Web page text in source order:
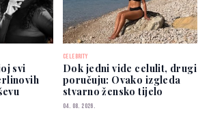
svi
CELEBRITY
Dok jedni vide celulit, drugi
poručuju: Ovako izgleda
stvarno žensko tijelo
04. 08. 2026.